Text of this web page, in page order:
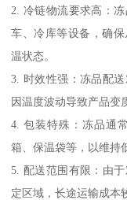
2. 冷链物流要求高：
车、冷库等设备，确
温状态。
3. 时效性强：冻品配
因温度波动导致产品变
4. 包装特殊：冻品通
箱、保温袋等，以维持
5. 配送范围有限：由
定区域，长途运输成本